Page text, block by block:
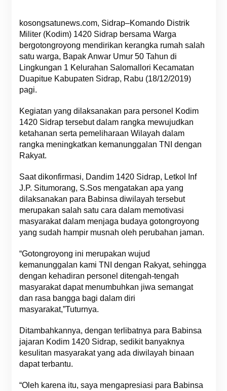
kosongsatunews.com, Sidrap–Komando Distrik
Militer (Kodim) 1420 Sidrap bersama Warga
bergotongroyong mendirikan kerangka rumah salah
satu warga, Bapak Anwar Umur 50 Tahun di
Lingkungan 1 Kelurahan Salomallori Kecamatan
Duapitue Kabupaten Sidrap, Rabu (18/12/2019)
pagi.
Kegiatan yang dilaksanakan para personel Kodim
1420 Sidrap tersebut dalam rangka mewujudkan
ketahanan serta pemeliharaan Wilayah dalam
rangka meningkatkan kemanunggalan TNI dengan
Rakyat.
Saat dikonfirmasi, Dandim 1420 Sidrap, Letkol Inf
J.P. Situmorang, S.Sos mengatakan apa yang
dilaksanakan para Babinsa diwilayah tersebut
merupakan salah satu cara dalam memotivasi
masyarakat dalam menjaga budaya gotongroyong
yang sudah hampir musnah oleh perubahan jaman.
“Gotongroyong ini merupakan wujud
kemanunggalan kami TNI dengan Rakyat, sehingga
dengan kehadiran personel ditengah-tengah
masyarakat dapat menumbuhkan jiwa semangat
dan rasa bangga bagi dalam diri
masyarakat,”Tuturnya.
Ditambahkannya, dengan terlibatnya para Babinsa
jajaran Kodim 1420 Sidrap, sedikit banyaknya
kesulitan masyarakat yang ada diwilayah binaan
dapat terbantu.
“Oleh karena itu, saya mengapresiasi para Babinsa